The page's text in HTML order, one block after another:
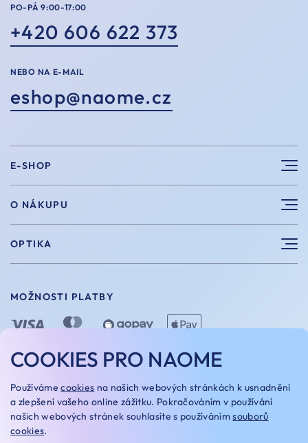
PO-PÁ 9:00-17:00
+420 606 622 373
NEBO NA E-MAIL
eshop@naome.cz
E-SHOP
Sluneční brýle
Sportovní brýle
Vintage brýle
Doplňky
Dárkové poukazy
O NÁKUPU
Výhody nákupu u nás
Velikosti
Vrácení a výměna
Doprava a platba
Naome+
OPTIKA
O nás
Naše optiky
Kariera
MOŽNOSTI PLATBY
MOŽNOSTI DOPRAVY
COOKIES PRO NAOME
Používámecookies na našich webových stránkách k usnadnění
a zlepšení vašeho online zážitku. Pokračováním v používání
našich webových stránek souhlasíte s používánímsouborů
cookies.